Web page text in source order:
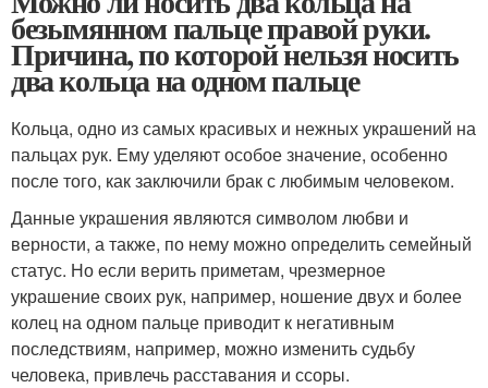
безымянном пальце правой руки.
Причина, по которой нельзя носить
два кольца на одном пальце
Кольца, одно из самых красивых и нежных украшений на
пальцах рук. Ему уделяют особое значение, особенно
после того, как заключили брак с любимым человеком.
Данные украшения являются символом любви и
верности, а также, по нему можно определить семейный
статус. Но если верить приметам, чрезмерное
украшение своих рук, например, ношение двух и более
колец на одном пальце приводит к негативным
последствиям, например, можно изменить судьбу
человека, привлечь расставания и ссоры.